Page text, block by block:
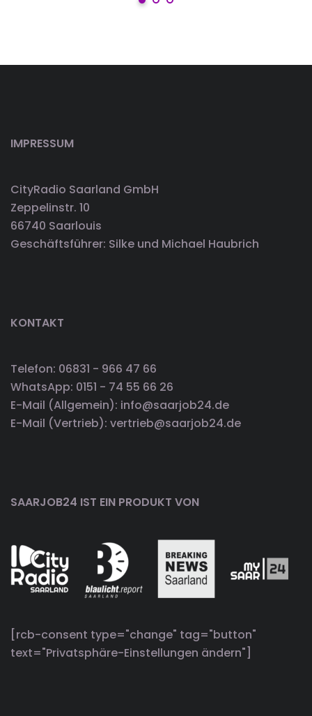
IMPRESSUM
CityRadio Saarland GmbH
Zeppelinstr. 10
66740 Saarlouis
Geschäftsführer: Silke und Michael Haubrich
KONTAKT
Telefon: 06831 - 966 47 66
WhatsApp: 0151 - 74 55 66 26
E-Mail (Allgemein): info@saarjob24.de
E-Mail (Vertrieb): vertrieb@saarjob24.de
SAARJOB24 IST EIN PRODUKT VON
[rcb-consent type="change" tag="button"
text="Privatsphäre-Einstellungen ändern"]